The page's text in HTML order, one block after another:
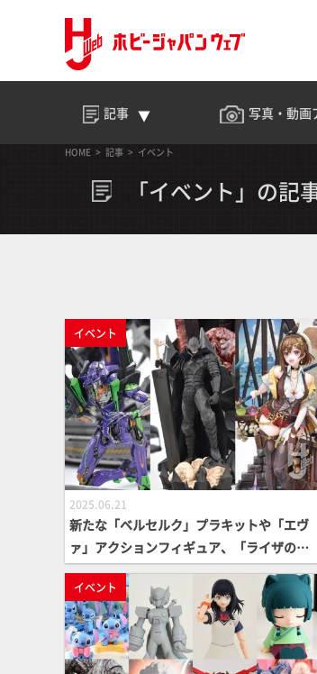
記事 写真・動画
HOME 記事 イベント
「イベント」の記
イベント
2025.06.21
新たな「ベルセルク」プラキットや「エヴ
ァ」アクションフィギュア、「ライザのア
トリエ3」「攻殻機動隊」「GANTZ」「ア
ズレン」などハイクオリティなスタチュー
もお披露目【プライム1スタジオ】
イベント